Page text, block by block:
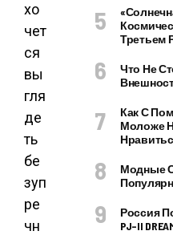
хо
чет
ся
вы
гля
де
ть
бе
зуп
ре
чн
Третьем
Что Не
Как С
Моложе
Модные
Россия
PJ–II